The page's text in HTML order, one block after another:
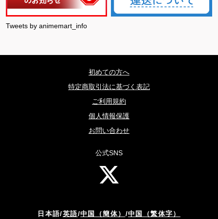
Tweets by animemart_info
初めての方へ
特定商取引法に基づく表記
ご利用規約
個人情報保護
お問い合わせ
公式SNS
日本語/英語/中国（簡体） /中国（繁体字）